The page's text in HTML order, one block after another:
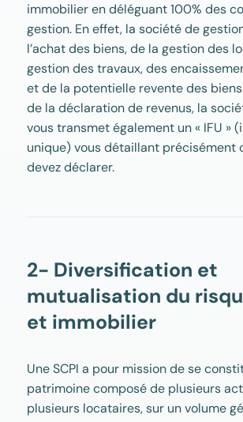
immobilier en déléguant 100% des
gestion. En effet, la société de
l’achat des biens, de la gestion des
gestion des travaux, des
et de la potentielle revente des
de la déclaration de revenus, la
vous transmet également un « IFU »
unique) vous détaillant précisément
devez déclarer.
2- Diversification et
mutualisation du
et immobilier
Une SCPI a pour mission de se
patrimoine composé de plusieurs
plusieurs locataires, sur un volume